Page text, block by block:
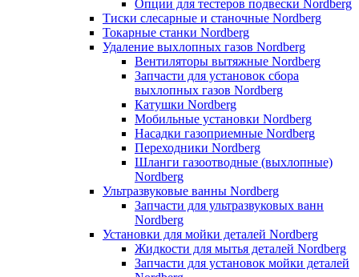
Опции для тестеров подвески Nordberg
Тиски слесарные и станочные Nordberg
Токарные станки Nordberg
Удаление выхлопных газов Nordberg
Вентиляторы вытяжные Nordberg
Запчасти для установок сбора
выхлопных газов Nordberg
Катушки Nordberg
Мобильные установки Nordberg
Насадки газоприемные Nordberg
Переходники Nordberg
Шланги газоотводные (выхлопные)
Nordberg
Ультразвуковые ванны Nordberg
Запчасти для ультразвуковых ванн
Nordberg
Установки для мойки деталей Nordberg
Жидкости для мытья деталей Nordberg
Запчасти для установок мойки деталей